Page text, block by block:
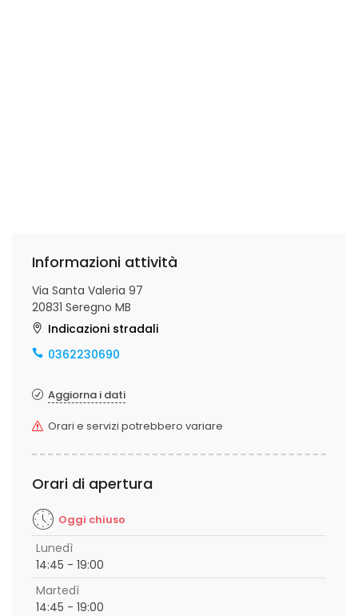
Informazioni attività
Via Santa Valeria 97
20831 Seregno MB
Indicazioni stradali
0362230690
Aggiorna i dati
Orari e servizi potrebbero variare
Orari di apertura
Oggi chiuso
Lunedì
14:45 - 19:00
Martedì
14:45 - 19:00